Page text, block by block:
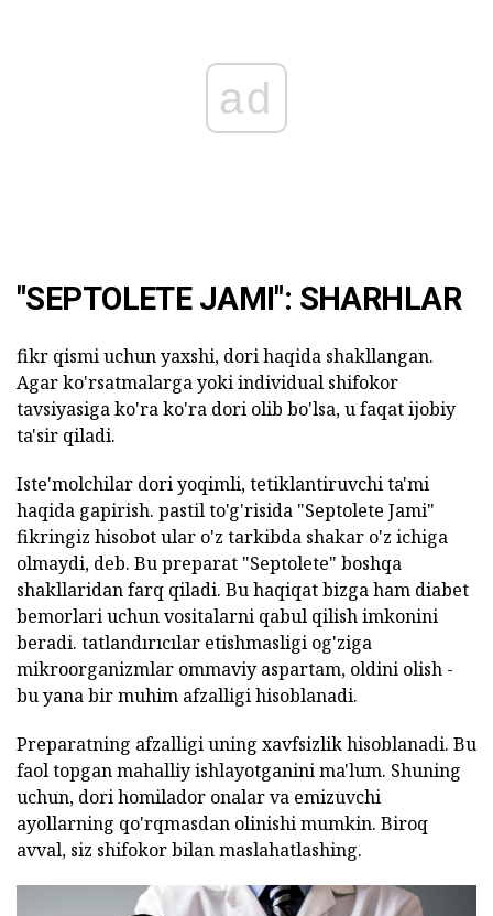
ad
"SEPTOLETE JAMI": SHARHLAR
fikr qismi uchun yaxshi, dori haqida shakllangan.
Agar ko'rsatmalarga yoki individual shifokor
tavsiyasiga ko'ra ko'ra dori olib bo'lsa, u faqat ijobiy
ta'sir qiladi.
Iste'molchilar dori yoqimli, tetiklantiruvchi ta'mi
haqida gapirish. pastil to'g'risida "Septolete Jami"
fikringiz hisobot ular o'z tarkibda shakar o'z ichiga
olmaydi, deb. Bu preparat "Septolete" boshqa
shakllaridan farq qiladi. Bu haqiqat bizga ham diabet
bemorlari uchun vositalarni qabul qilish imkonini
beradi. tatlandırıcılar etishmasligi og'ziga
mikroorganizmlar ommaviy aspartam, oldini olish -
bu yana bir muhim afzalligi hisoblanadi.
Preparatning afzalligi uning xavfsizlik hisoblanadi. Bu
faol topgan mahalliy ishlayotganini ma'lum. Shuning
uchun, dori homilador onalar va emizuvchi
ayollarning qo'rqmasdan olinishi mumkin. Biroq
avval, siz shifokor bilan maslahatlashing.